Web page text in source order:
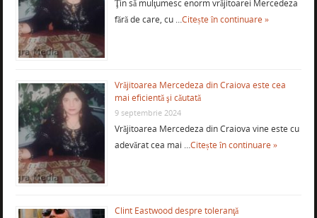
Ţin să mulţumesc enorm vrăjitoarei Mercedeza
fără de care, cu …Citește în continuare »
Vrăjitoarea Mercedeza din Craiova este cea
mai eficientă şi căutată
9 septembrie 2024
Vrăjitoarea Mercedeza din Craiova vine este cu
adevărat cea mai …Citește în continuare »
Clint Eastwood despre toleranţă